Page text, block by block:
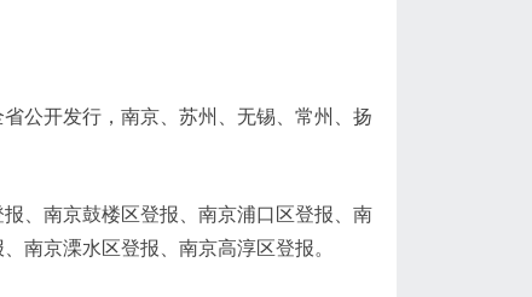
公开发行，南京、苏州、无锡、常州、扬
、南京鼓楼区登报、南京浦口区登报、南
南京溧水区登报、南京高淳区登报。